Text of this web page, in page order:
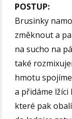
POSTUP:
Brusinky
změknout a
na sucho na
také
hmotu
a přidáme lžíci
které pak